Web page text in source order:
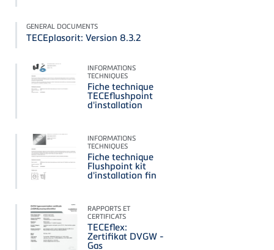
GENERAL DOCUMENTS
TECEplasorit: Version 8.3.2
INFORMATIONS
TECHNIQUES
Fiche technique
TECEflushpoint
d'installation
INFORMATIONS
TECHNIQUES
Fiche technique
Flushpoint kit
d'installation fin
RAPPORTS ET
CERTIFICATS
TECEflex:
Zertifikat DVGW -
Gas